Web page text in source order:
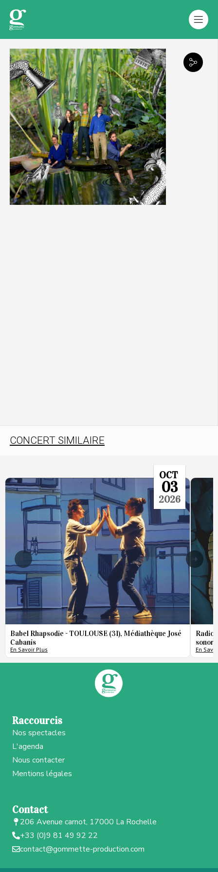
CONCERT SIMILAIRE
OCT
03
2026
Babel Rhapsodie - TOULOUSE (31), Médiathèque José
Cabanis
En Savoir Plus
Radio
En
Raccourcis
Nos spectacles
L'agenda
Nous contacter
Mentions légales
Contact
206 Avenue carnot, 17000 La Rochelle
+33 (0)9 81 49 92 22
contact@gommette-production.com